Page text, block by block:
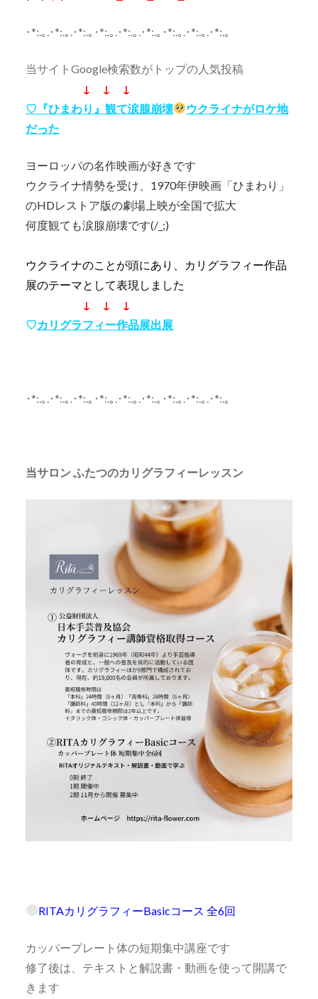
･*:.｡.･*:.｡.･*:.｡･*:.｡.･*:.｡.･*:.｡･*:.｡.･*:.｡.･*:.｡
当サイトGoogle検索数がトップの人気投稿
↓ ↓ ↓
♡『ひまわり』観て涙腺崩壊
ウクライナがロケ地
だった
ヨーロッパの名作映画が好きです
ウクライナ情勢を受け、1970年伊映画「ひまわり」
のHDレストア版の劇場上映が全国で拡大
何度観ても涙腺崩壊です(/_;)
ウクライナのことが頭にあり、カリグラフィー作品
展のテーマとして表現しました
↓ ↓ ↓
♡カリグラフィー作品展出展
･*:.｡.･*:.｡.･*:.｡･*:.｡.･*:.｡.･*:.｡･*:.｡.･*:.｡.･*:.｡
当サロン ふたつのカリグラフィーレッスン
RITAカリグラフィーBasicコース 全6回
カッパープレート体の短期集中講座です
修了後は、テキストと解説書・動画を使って開講で
きます